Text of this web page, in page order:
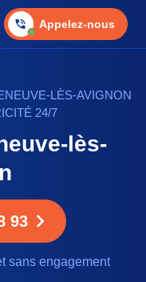
Appelez-nous
LÈS-AVIGNON
24/7
lès-
93
sans engagement